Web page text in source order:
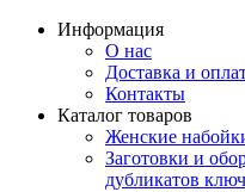
Информация
О нас
Доставка и
Контакты
Каталог товаров
Женские
Заготовки и
дубликатов